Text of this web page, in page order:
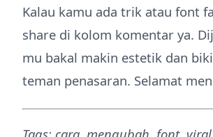
Kalau kamu ada trik atau font
share di kolom komentar ya.
mu bakal makin estetik dan
teman penasaran. Selamat